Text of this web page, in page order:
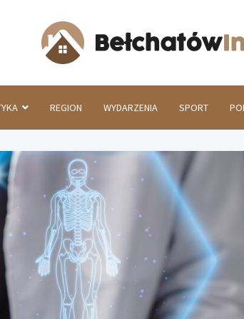
REGION WYDARZENIA SPORT